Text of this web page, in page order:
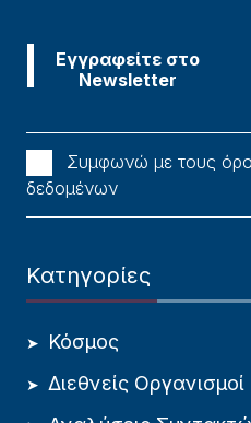
Συμφωνώ με τους
δεδομένων
Κατηγορίες
Κόσμος
Διεθνείς Οργανισμοί